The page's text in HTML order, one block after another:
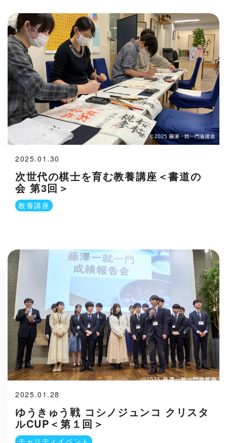
次世代の棋士を育む教養講座＜書道の
会 第3回＞
2025.01.30
教養講座
ゆうきゅう戦 コシノジュンコ クリスタ
ルCUP＜第１回＞
2025.01.28
チャリティイベント